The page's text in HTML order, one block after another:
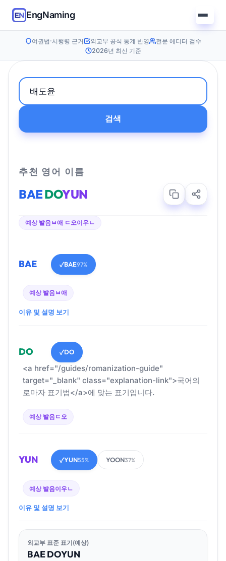
EngNaming
여권법·시행령 근거 외교부 공식 통계 반영
전문 에디터 검수
2026년 최신 기준
검색
추천 영어 이름
BAEDOYUN
예상 발음ㅂ애 ㄷ오이우ㄴ
BAE ✓BAE97%
예상 발음ㅂ애
이유 및 설명 보기
DO ✓DO
<a href="/guides/romanization-guide"
target="_blank" class="explanation-link">국어의
로마자 표기법</a>에 맞는 표기입니다.
예상 발음ㄷ오
YUN ✓YUN55% YOON37%
예상 발음이우ㄴ
이유 및 설명 보기
외교부 표준 표기(예상)
BAEDOYUN